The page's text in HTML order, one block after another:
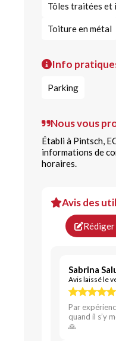
Tôles traitées et
Toiture en métal
Info
Parking
Nous vous
Établi à Pintsch,
informations de
horaires.
Avis des
Sabrina
Avis laissé le
Par
quand il s’y
🙏